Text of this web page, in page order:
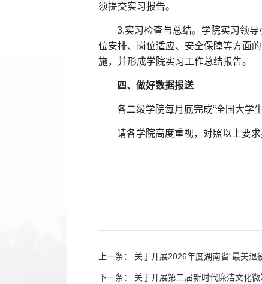
须提交实习报告。
3.实习检查与总结。学院实习领
位安排、岗位适应、安全保障等方面
施，并形成学院实习工作总结报告。
四、做好数据报送
各二级学院每月底完成“全国大学
请各学院高度重视，对照以上要
上一条： 关于开展2026年度湖南省“最美退
下一条： 关于开展第二届新时代廉洁文化